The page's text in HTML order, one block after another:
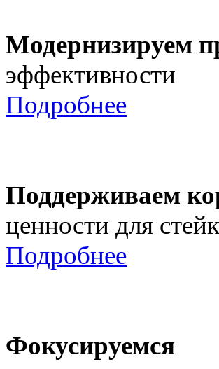
Модернизируем
эффективности
Подробнее
Поддерживаем
ценности для
Подробнее
Фокусируемся